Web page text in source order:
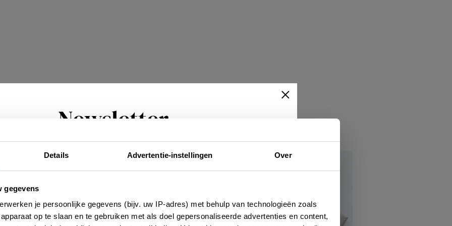
Details Advertentie-instellingen Over
gegevens
je persoonlijke gegevens (bijv. uw IP-adres) met behulp van technologieën zoals
op te slaan en te gebruiken met als doel gepersonaliseerde advertenties en content,
abspülen, da sie sonst zu viel Feuchtigkeit
Newsletter
Möchtest du regelmäßig über Trends, neue
und Insider-Tipps für Frankreich informiert
Dann melde dich für unseren zweiwöchentlichen
Newsletter an. Im Handumdrehen erledigt!